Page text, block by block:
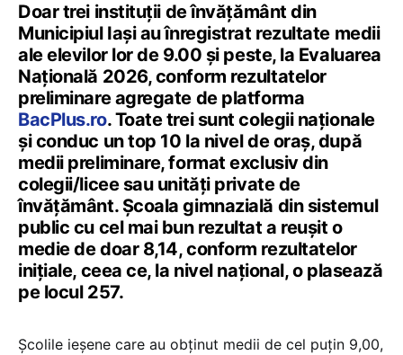
Doar trei instituții de învățământ din
Municipiul Iași au înregistrat rezultate medii
ale elevilor lor de 9.00 și peste, la Evaluarea
Națională 2026, conform rezultatelor
preliminare agregate de platforma
BacPlus.ro. Toate trei sunt colegii naționale
și conduc un top 10 la nivel de oraș, după
medii preliminare, format exclusiv din
colegii/licee sau unități private de
învățământ. Școala gimnazială din sistemul
public cu cel mai bun rezultat a reușit o
medie de doar 8,14, conform rezultatelor
inițiale, ceea ce, la nivel național, o plasează
pe locul 257.
Școlile ieșene care au obținut medii de cel puțin 9,00,